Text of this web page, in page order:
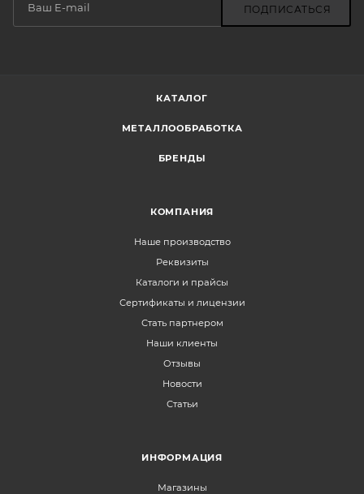
ПОДПИСАТЬСЯ
КАТАЛОГ
МЕТАЛЛООБРАБОТКА
БРЕНДЫ
КОМПАНИЯ
Наше производство
Реквизиты
Каталоги и прайсы
Сертификаты и лицензии
Стать партнером
Наши клиенты
Отзывы
Новости
Статьи
ИНФОРМАЦИЯ
Магазины